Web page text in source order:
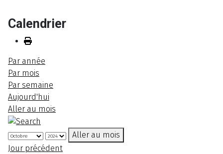
Calendrier
Par année
Par mois
Par semaine
Aujourd'hui
Aller au mois
Aller au mois
Jour précédent